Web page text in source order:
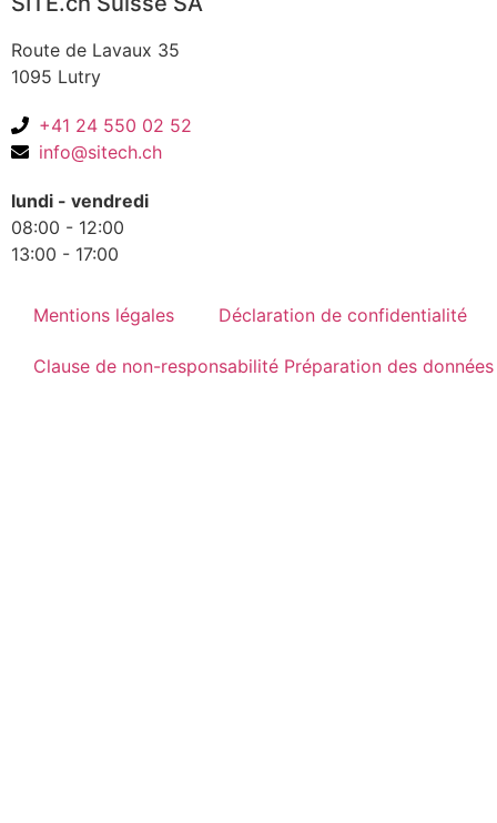
Route de Lavaux 35
1095 Lutry
+41 24 550 02 52
info@sitech.ch
lundi - vendredi
08:00 - 12:00
13:00 - 17:00
Mentions légales Déclaration de confidentialité
Clause de non-responsabilité Préparation des données